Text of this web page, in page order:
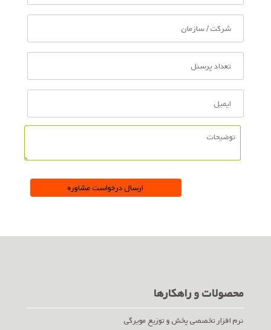
محصولات و راهکارها
نرم افزار تخصصی پخش و توزیع مویرگی